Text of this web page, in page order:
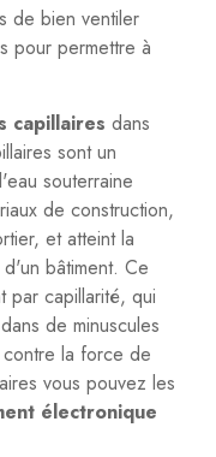
de bien ventiler
pour permettre à
capillaires dans
sont un
souterraine
de construction,
et atteint la
bâtiment. Ce
par capillarité, qui
de minuscules
la force de
vous pouvez les
électronique